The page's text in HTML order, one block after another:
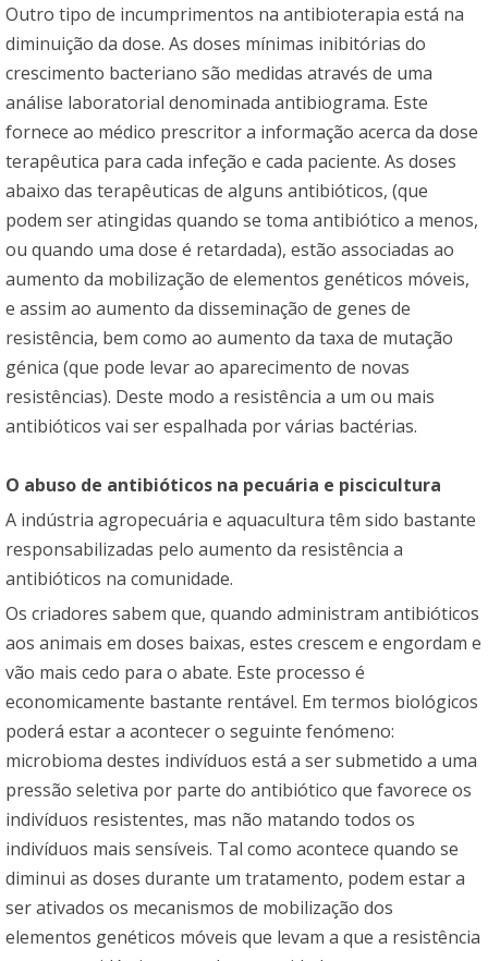
Outro tipo de incumprimentos na antibioterapia está na
diminuição da dose. As doses mínimas inibitórias do
crescimento bacteriano são medidas através de uma
análise laboratorial denominada antibiograma. Este
fornece ao médico prescritor a informação acerca da dose
terapêutica para cada infeção e cada paciente. As doses
abaixo das terapêuticas de alguns antibióticos, (que
podem ser atingidas quando se toma antibiótico a menos,
ou quando uma dose é retardada), estão associadas ao
aumento da mobilização de elementos genéticos móveis,
e assim ao aumento da disseminação de genes de
resistência, bem como ao aumento da taxa de mutação
génica (que pode levar ao aparecimento de novas
resistências). Deste modo a resistência a um ou mais
antibióticos vai ser espalhada por várias bactérias.
O abuso de antibióticos na pecuária e piscicultura
A indústria agropecuária e aquacultura têm sido bastante
responsabilizadas pelo aumento da resistência a
antibióticos na comunidade.
Os criadores sabem que, quando administram antibióticos
aos animais em doses baixas, estes crescem e engordam e
vão mais cedo para o abate. Este processo é
economicamente bastante rentável. Em termos biológicos
poderá estar a acontecer o seguinte fenómeno:
microbioma destes indivíduos está a ser submetido a uma
pressão seletiva por parte do antibiótico que favorece os
indivíduos resistentes, mas não matando todos os
indivíduos mais sensíveis. Tal como acontece quando se
diminui as doses durante um tratamento, podem estar a
ser ativados os mecanismos de mobilização dos
elementos genéticos móveis que levam a que a resistência